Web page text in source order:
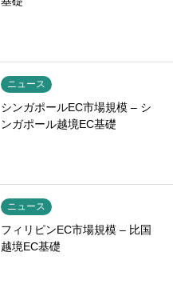
ニュース
シンガポールEC市場規模 – シ
ンガポール越境EC基礎
ニュース
フィリピンEC市場規模 – 比国
越境EC基礎